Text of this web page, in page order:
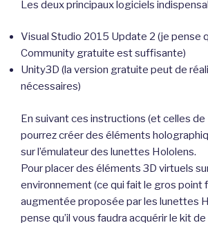
Les deux principaux logiciels
Visual Studio 2015 Update 2 (je pense
Community gratuite est suffisante)
Unity3D (la version gratuite peut de
nécessaires)
En suivant ces instructions (et celles
pourrez créer des éléments
sur l’émulateur des lunettes Hololens.
Pour placer des éléments 3D virtuels
environnement (ce qui fait le gros point
augmentée proposée par les lunettes
pense qu’il vous faudra acquérir le kit